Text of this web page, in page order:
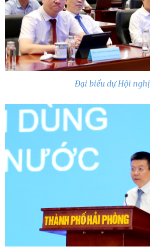
Đại biểu dự Hội nghị